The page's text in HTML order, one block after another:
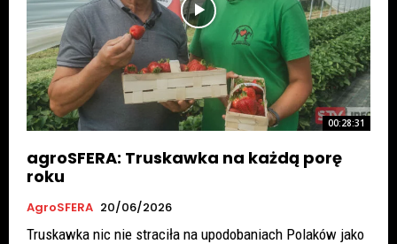
00:28:31
agroSFERA: Truskawka na każdą porę
roku
AgroSFERA 20/06/2026
Truskawka nic nie straciła na upodobaniach Polaków jako